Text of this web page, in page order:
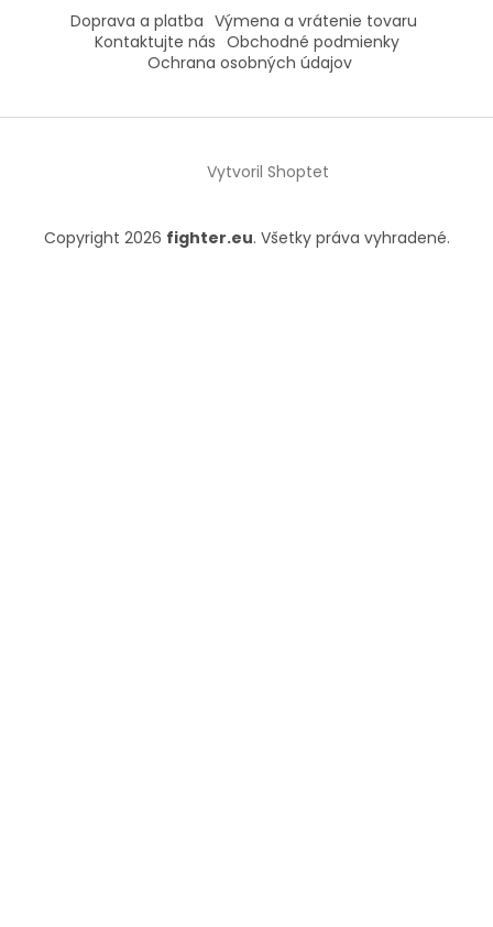
Doprava a platba Výmena a vrátenie tovaru
Kontaktujte nás Obchodné podmienky
Ochrana osobných údajov
Vytvoril Shoptet
Copyright 2026 fighter.eu. Všetky práva vyhradené.